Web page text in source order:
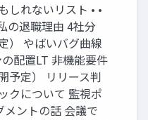
しれないリスト • •
私の退職理由 4社分
） やばいバグ曲線
配置LT 非機能要件
予定） リリース判
クについて 監視ポ
メントの話 会議で